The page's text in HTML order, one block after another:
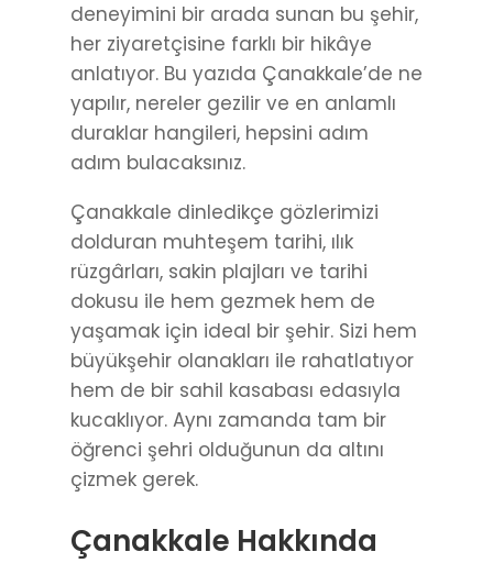
deneyimini bir arada sunan bu şehir,
her ziyaretçisine farklı bir hikâye
anlatıyor. Bu yazıda Çanakkale’de ne
yapılır, nereler gezilir ve en anlamlı
duraklar hangileri, hepsini adım
adım bulacaksınız.
Çanakkale dinledikçe gözlerimizi
dolduran muhteşem tarihi, ılık
rüzgârları, sakin plajları ve tarihi
dokusu ile hem gezmek hem de
yaşamak için ideal bir şehir. Sizi hem
büyükşehir olanakları ile rahatlatıyor
hem de bir sahil kasabası edasıyla
kucaklıyor. Aynı zamanda tam bir
öğrenci şehri olduğunun da altını
çizmek gerek.
Çanakkale Hakkında